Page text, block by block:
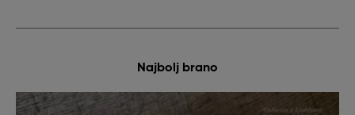
Najbolj brano